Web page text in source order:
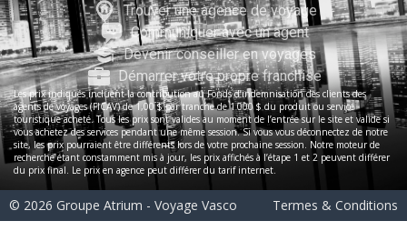
Trouver une agence de voyage
Communiquer avec un agent
Devenir conseiller en voyages
Démarrer votre propre franchise
Les prix indiqués incluent la contribution au Fonds d’indemnisation des clients des
agents de voyages (FICAV) de 1,00 $ par tranche de 1 000 $ du produit ou service
touristique acheté. Tous les prix sont valides au moment de l’entrée sur le site et valide si
vous achetez des services pendant une même session. Si vous vous déconnectez de notre
site, les prix pourraient être différents lors de votre prochaine session. Notre moteur de
recherche étant constamment mis à jour, les prix affichés à l’étape 1 et 2 peuvent différer
du prix final. Le prix en agence peut différer du tarif internet.
© 2026 Groupe Atrium - Voyage Vasco Termes & Conditions